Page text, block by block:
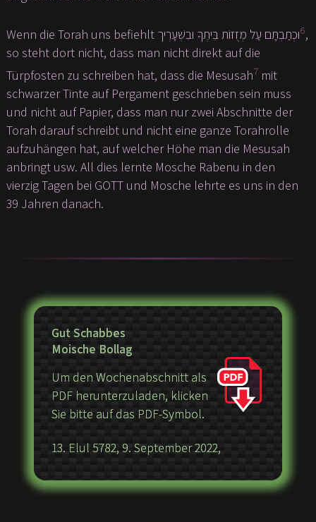
Wenn die Torah uns befiehlt וּכְתַבְתָּם עַל מְזֻזוֹת בֵּיתֶךָ וּבִשְׁעָרֶיך6,
so steht dort nicht, dass man nicht direkt auf die
Türpfosten zu schreiben hat, dass die Mesusah7 mit
schwarzer Tinte auf Pergament geschrieben sein muss
und nicht auf Papier, dass man nur zwei Abschnitte der
Torah darauf schreibt und nicht eine ganze Torahrolle
aufzuhängen hat, auf welcher Höhe man die Mesusah
anbringt usw. All dies lernte Mosche Rabenu in den
vierzig Tagen bei GOTT und Mosche lehrte es uns in den
39 Jahren danach.
Gut Schabbes
Moische Bollag
Um den Wochenabschnitt als
PDF herunterzuladen, klicken
Sie bitte auf das PDF-Symbol.
13. Elul 5782, 9. September 2022,